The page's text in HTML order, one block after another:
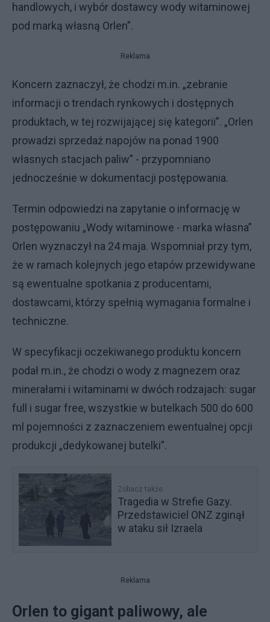
handlowych, i wybór dostawcy wody witaminowej
pod marką własną Orlen”.
Reklama
Koncern zaznaczył, że chodzi m.in. „zebranie
informacji o trendach rynkowych i dostępnych
produktach, w tej rozwijającej się kategorii”. „Orlen
prowadzi sprzedaż napojów na ponad 1900
własnych stacjach paliw” - przypomniano
jednocześnie w dokumentacji postępowania.
Termin odpowiedzi na zapytanie o informację w
postępowaniu „Wody witaminowe - marka własna”
Orlen wyznaczył na 24 maja. Wspomniał przy tym,
że w ramach kolejnych jego etapów przewidywane
są ewentualne spotkania z producentami,
dostawcami, którzy spełnią wymagania formalne i
techniczne.
W specyfikacji oczekiwanego produktu koncern
podał m.in., że chodzi o wody z magnezem oraz
minerałami i witaminami w dwóch rodzajach: sugar
full i sugar free, wszystkie w butelkach 500 do 600
ml pojemności z zaznaczeniem ewentualnej opcji
produkcji „dedykowanej butelki”.
Zobacz także
Tragedia w Strefie Gazy.
Przedstawiciel ONZ zginął
w ataku sił Izraela
Reklama
Orlen to gigant paliwowy, ale